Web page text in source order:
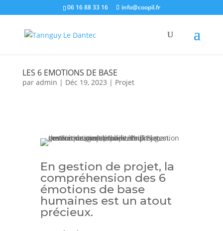
06 16 88 33 16 info@coopil.fr
LES 6 EMOTIONS DE BASE
par admin | Déc 19, 2023 | Projet
En gestion de projet, la
compréhension des 6
émotions de base
humaines est un atout
précieux.